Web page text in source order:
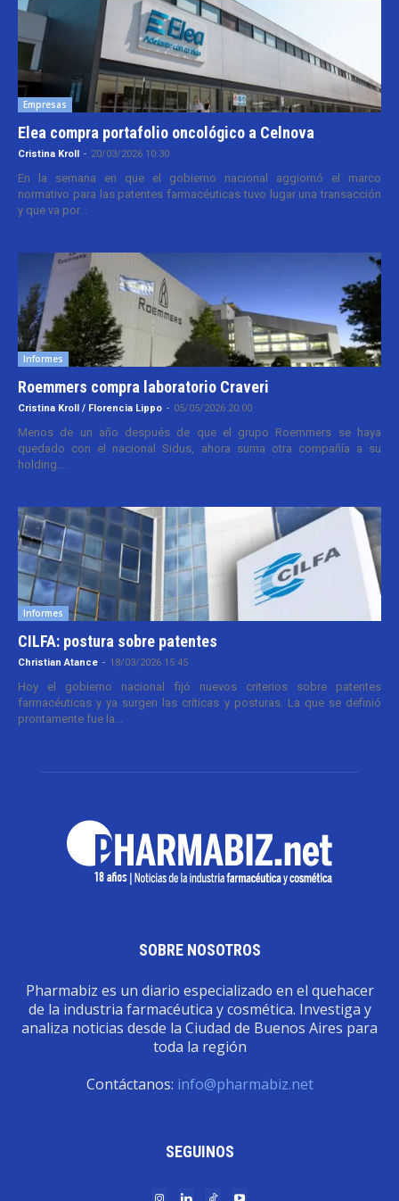
Empresas
Elea compra portafolio oncológico a Celnova
Cristina Kroll - 20/03/2026 10:30
En la semana en que el gobierno nacional aggiornó el marco
normativo para las patentes farmacéuticas tuvo lugar una transacción
y que va por...
Informes
Roemmers compra laboratorio Craveri
Cristina Kroll / Florencia Lippo - 05/05/2026 20:00
Menos de un año después de que el grupo Roemmers se haya
quedado con el nacional Sidus, ahora suma otra compañía a su
holding....
Informes
CILFA: postura sobre patentes
Christian Atance - 18/03/2026 15:45
Hoy el gobierno nacional fijó nuevos criterios sobre patentes
farmacéuticas y ya surgen las críticas y posturas. La que se definió
prontamente fue la...
SOBRE NOSOTROS
Pharmabiz es un diario especializado en el quehacer
de la industria farmacéutica y cosmética. Investiga y
analiza noticias desde la Ciudad de Buenos Aires para
toda la región
Contáctanos: info@pharmabiz.net
SEGUINOS